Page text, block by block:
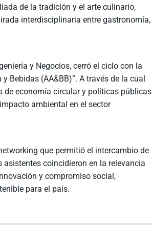
de la tradición y el arte culinario,
interdisciplinaria entre gastronomía,
y Negocios, cerró el ciclo con la
Bebidas (AA&BB)”. A través de la cual
economía circular y políticas públicas
ambiental en el sector
que permitió el intercambio de
coincidieron en la relevancia
y compromiso social,
para el país.